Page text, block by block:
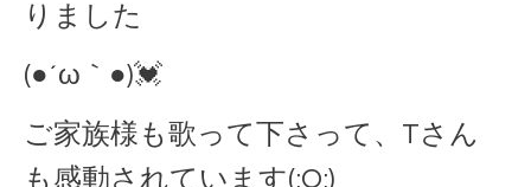
りました
(●´ω｀●)💓
ご家族様も歌って下さって、Tさん
も感動されています(;O;)